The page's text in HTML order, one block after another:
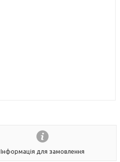
Інформація для замовлення